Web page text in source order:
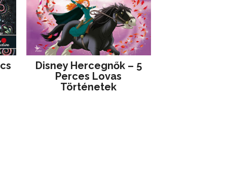
Disney ​Hercegnők – 5
Perces Lovas
Történetek